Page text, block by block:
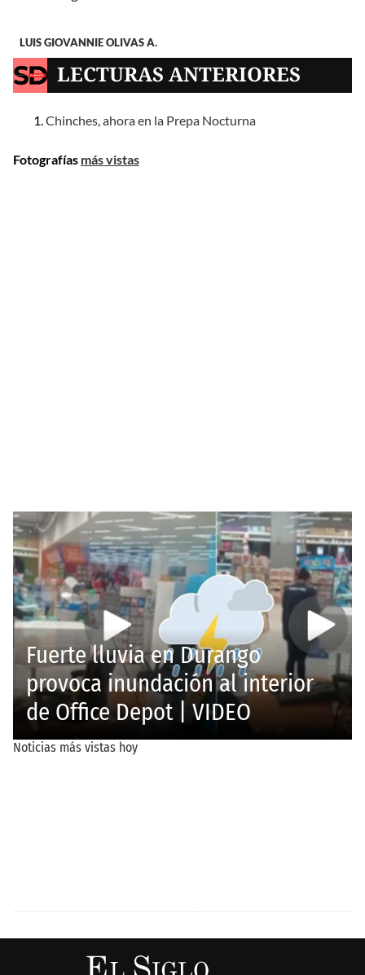
LUIS GIOVANNIE OLIVAS A.
LECTURAS ANTERIORES
Chinches, ahora en la Prepa Nocturna
Fotografías más vistas